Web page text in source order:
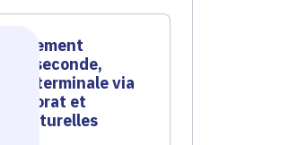
de seconde,
et terminale via
tutorat et
culturelles